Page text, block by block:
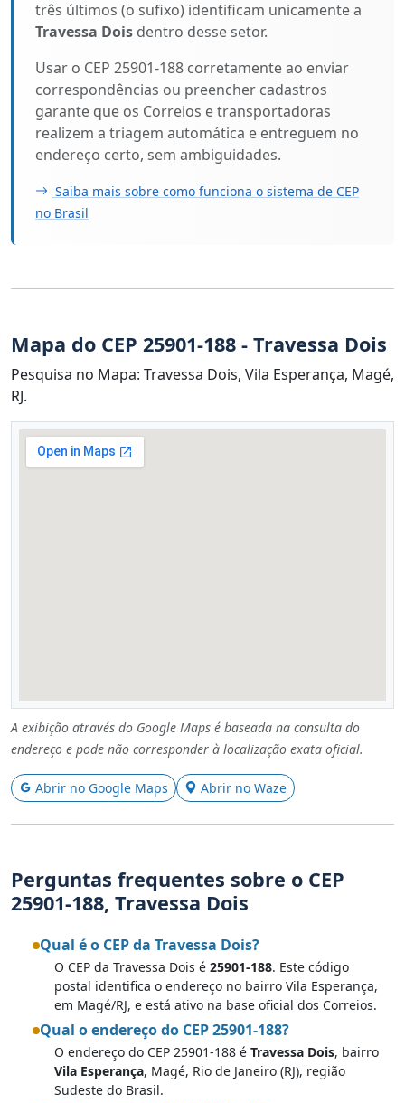
três últimos (o sufixo) identificam unicamente a
Travessa Dois dentro desse setor.
Usar o CEP 25901-188 corretamente ao enviar
correspondências ou preencher cadastros
garante que os Correios e transportadoras
realizem a triagem automática e entreguem no
endereço certo, sem ambiguidades.
Saiba mais sobre como funciona o sistema de CEP
no Brasil
Mapa do CEP 25901-188 - Travessa Dois
Pesquisa no Mapa: Travessa Dois, Vila Esperança, Magé,
RJ.
A exibição através do Google Maps é baseada na consulta do
endereço e pode não corresponder à localização exata oficial.
Abrir no Google Maps Abrir no Waze
Perguntas frequentes sobre o CEP
25901-188, Travessa Dois
Qual é o CEP da Travessa Dois?
O CEP da Travessa Dois é 25901-188. Este código
postal identifica o endereço no bairro Vila Esperança,
em Magé/RJ, e está ativo na base oficial dos Correios.
Qual o endereço do CEP 25901-188?
O endereço do CEP 25901-188 é Travessa Dois, bairro
Vila Esperança, Magé, Rio de Janeiro (RJ), região
Sudeste do Brasil.